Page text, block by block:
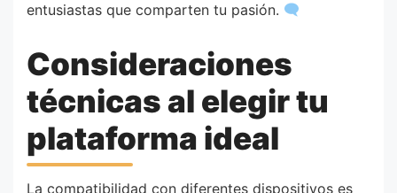
entusiastas que comparten tu pasión.
Consideraciones
técnicas al elegir tu
plataforma ideal
La compatibilidad con diferentes dispositivos es